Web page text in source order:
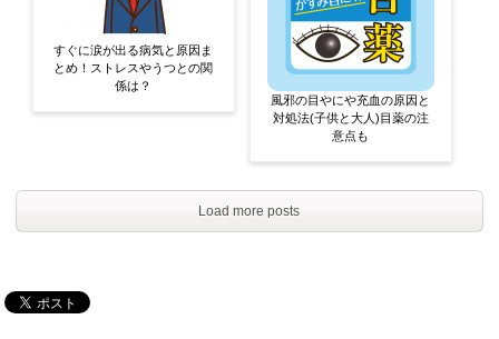
すぐに涙が出る病気と原因ま
とめ！ストレスやうつとの関
係は？
風邪の目やにや充血の原因と
対処法(子供と大人)目薬の注
意点も
Load more posts